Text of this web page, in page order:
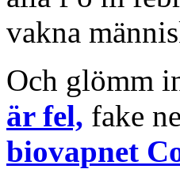
vakna
Och glömm
är fel, fake
biovapnet